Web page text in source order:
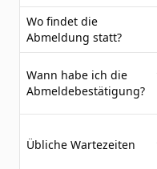
Wo findet die
Abmeldung statt?
Wann habe ich die
Abmeldebestätigung?
Übliche Wartezeiten